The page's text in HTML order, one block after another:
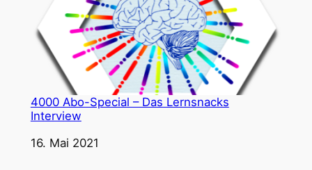
4000 Abo-Special – Das Lernsnacks
Interview
Datum
16. Mai 2021